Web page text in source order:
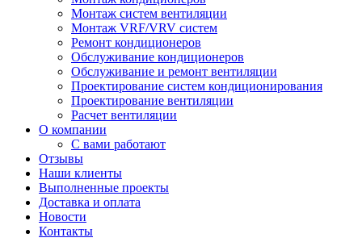
Монтаж систем вентиляции
Монтаж VRF/VRV систем
Ремонт кондиционеров
Обслуживание кондиционеров
Обслуживание и ремонт вентиляции
Проектирование систем кондиционирования
Проектирование вентиляции
Расчет вентиляции
О компании
С вами работают
Отзывы
Наши клиенты
Выполненные проекты
Доставка и оплата
Новости
Контакты